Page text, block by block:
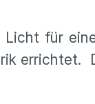
Licht für